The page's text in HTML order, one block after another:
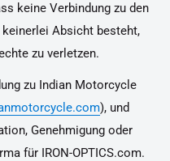
keine Verbindung zu den
Absicht besteht,
zu verletzen.
zu Indian Motorcycle
), und
Genehmigung oder
für IRON-OPTICS.com.